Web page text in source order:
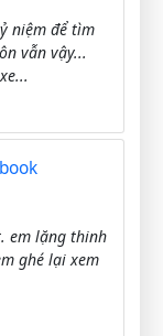
niệm để tìm
vẫn vậy...
em lặng thinh
ghé lại xem